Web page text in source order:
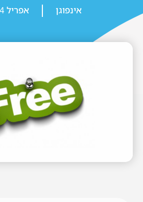
אינפוגן אפריל 4, 2022